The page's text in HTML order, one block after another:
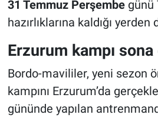
31 Temmuz Perşembegünü
hazırlıklarına kaldığı
Erzurum kampı
Bordo-mavililer, yeni sezon
kampını Erzurum’da
gününde yapılan